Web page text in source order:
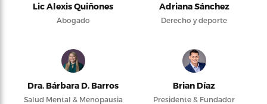
Lic Alexis Quiñones
Abogado
Adriana Sánchez
Derecho y deporte
Dra. Bárbara D. Barros
Salud Mental & Menopausia
Brian Díaz
Presidente & Fundador